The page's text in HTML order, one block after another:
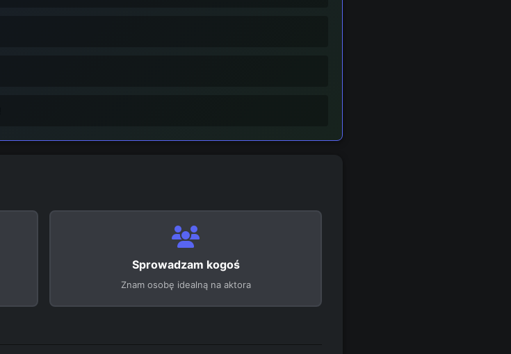
Sprowadzam kogoś
Znam osobę idealną na aktora